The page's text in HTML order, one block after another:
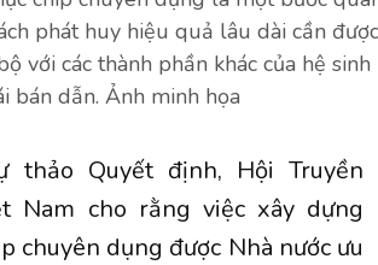
phát huy hiệu quả lâu dài cần được
với các thành phần khác của hệ sinh
bán dẫn. Ảnh minh họa
thảo Quyết định, Hội Truyền
Nam cho rằng việc xây dựng
chuyên dụng được Nhà nước ưu